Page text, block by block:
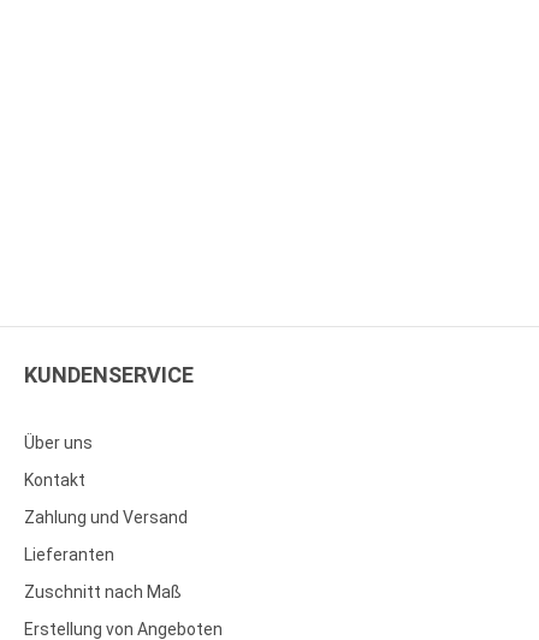
KUNDENSERVICE
Über uns
Kontakt
Zahlung und Versand
Lieferanten
Zuschnitt nach Maß
Erstellung von Angeboten